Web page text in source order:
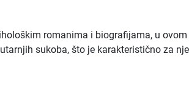
romanima i biografijama, u ovom
sukoba, što je karakteristično za